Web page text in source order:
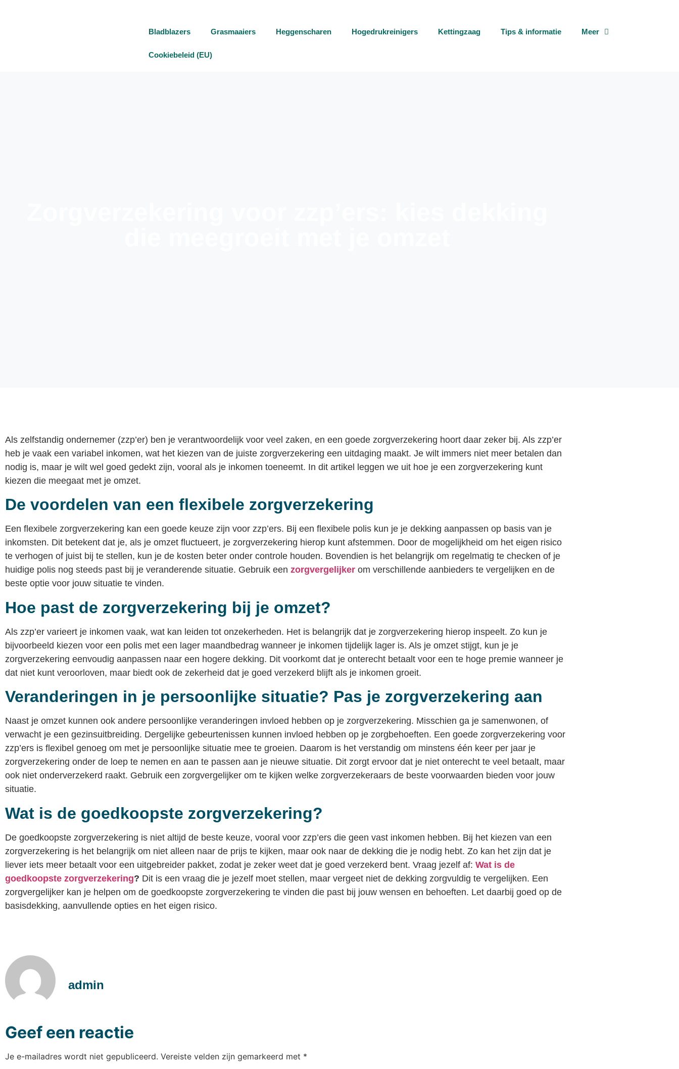
Bladblazers Grasmaaiers Heggenscharen Hogedrukreinigers Kettingzaag Tips & informatie Meer
Cookiebeleid (EU)
Als zelfstandig ondernemer (zzp’er) ben je verantwoordelijk voor veel zaken, en een goede zorgverzekering hoort daar zeker bij. Als zzp’er
heb je vaak een variabel inkomen, wat het kiezen van de juiste zorgverzekering een uitdaging maakt. Je wilt immers niet meer betalen dan
nodig is, maar je wilt wel goed gedekt zijn, vooral als je inkomen toeneemt. In dit artikel leggen we uit hoe je een zorgverzekering kunt
kiezen die meegaat met je omzet.
De voordelen van een flexibele zorgverzekering
Een flexibele zorgverzekering kan een goede keuze zijn voor zzp’ers. Bij een flexibele polis kun je je dekking aanpassen op basis van je
inkomsten. Dit betekent dat je, als je omzet fluctueert, je zorgverzekering hierop kunt afstemmen. Door de mogelijkheid om het eigen risico
te verhogen of juist bij te stellen, kun je de kosten beter onder controle houden. Bovendien is het belangrijk om regelmatig te checken of je
huidige polis nog steeds past bij je veranderende situatie. Gebruik een zorgvergelijker om verschillende aanbieders te vergelijken en de
beste optie voor jouw situatie te vinden.
Hoe past de zorgverzekering bij je omzet?
Als zzp’er varieert je inkomen vaak, wat kan leiden tot onzekerheden. Het is belangrijk dat je zorgverzekering hierop inspeelt. Zo kun je
bijvoorbeeld kiezen voor een polis met een lager maandbedrag wanneer je inkomen tijdelijk lager is. Als je omzet stijgt, kun je je
zorgverzekering eenvoudig aanpassen naar een hogere dekking. Dit voorkomt dat je onterecht betaalt voor een te hoge premie wanneer je
dat niet kunt veroorloven, maar biedt ook de zekerheid dat je goed verzekerd blijft als je inkomen groeit.
Veranderingen in je persoonlijke situatie? Pas je zorgverzekering aan
Naast je omzet kunnen ook andere persoonlijke veranderingen invloed hebben op je zorgverzekering. Misschien ga je samenwonen, of
verwacht je een gezinsuitbreiding. Dergelijke gebeurtenissen kunnen invloed hebben op je zorgbehoeften. Een goede zorgverzekering voor
zzp’ers is flexibel genoeg om met je persoonlijke situatie mee te groeien. Daarom is het verstandig om minstens één keer per jaar je
zorgverzekering onder de loep te nemen en aan te passen aan je nieuwe situatie. Dit zorgt ervoor dat je niet onterecht te veel betaalt, maar
ook niet onderverzekerd raakt. Gebruik een zorgvergelijker om te kijken welke zorgverzekeraars de beste voorwaarden bieden voor jouw
situatie.
Wat is de goedkoopste zorgverzekering?
De goedkoopste zorgverzekering is niet altijd de beste keuze, vooral voor zzp’ers die geen vast inkomen hebben. Bij het kiezen van een
zorgverzekering is het belangrijk om niet alleen naar de prijs te kijken, maar ook naar de dekking die je nodig hebt. Zo kan het zijn dat je
liever iets meer betaalt voor een uitgebreider pakket, zodat je zeker weet dat je goed verzekerd bent. Vraag jezelf af: Wat is de
goedkoopste zorgverzekering? Dit is een vraag die je jezelf moet stellen, maar vergeet niet de dekking zorgvuldig te vergelijken. Een
zorgvergelijker kan je helpen om de goedkoopste zorgverzekering te vinden die past bij jouw wensen en behoeften. Let daarbij goed op de
basisdekking, aanvullende opties en het eigen risico.
admin
Geef een reactie
Je e-mailadres wordt niet gepubliceerd. Vereiste velden zijn gemarkeerd met *